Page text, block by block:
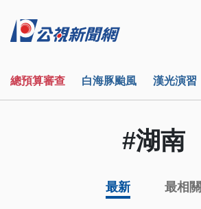
總預算審查 白海豚颱風 漢光演習
#湖南
最新 最相關